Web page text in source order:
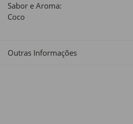
Sabor e Aroma:
Coco
Outras Informações